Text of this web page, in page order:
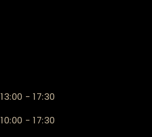
13:00 - 17:30
10:00 - 17:30